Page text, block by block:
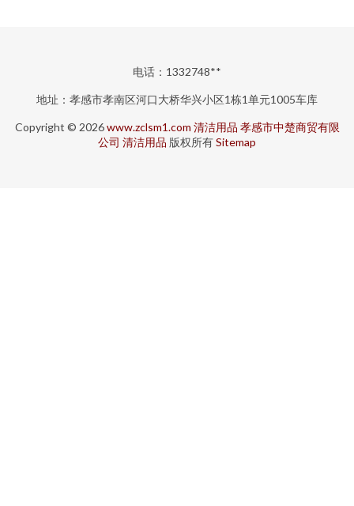
电话：1332748**
地址：孝感市孝南区河口大桥华兴小区1栋1单元1005车库
Copyright © 2026www.zclsm1.com 清洁用品 孝感市中楚商贸有限
公司 清洁用品 版权所有Sitemap